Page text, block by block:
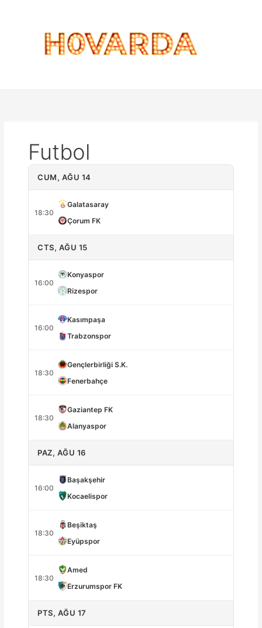
Futbol
CUM, AĞU 14
18:30
Galatasaray
Çorum FK
CTS, AĞU 15
16:00
Konyaspor
Rizespor
16:00
Kasımpaşa
Trabzonspor
18:30
Gençlerbirliği S.K.
Fenerbahçe
18:30
Gaziantep FK
Alanyaspor
PAZ, AĞU 16
16:00
Başakşehir
Kocaelispor
18:30
Beşiktaş
Eyüpspor
18:30
Amed
Erzurumspor FK
PTS, AĞU 17